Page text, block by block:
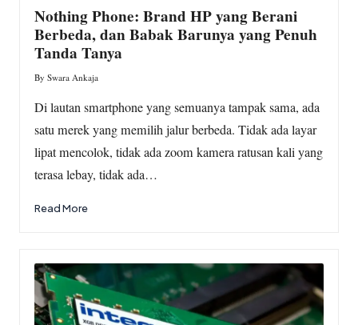
Nothing Phone: Brand HP yang Berani
Berbeda, dan Babak Barunya yang Penuh
Tanda Tanya
Posted
By Swara Ankaja
Di lautan smartphone yang semuanya tampak sama, ada
satu merek yang memilih jalur berbeda. Tidak ada layar
lipat mencolok, tidak ada zoom kamera ratusan kali yang
terasa lebay, tidak ada…
Read More